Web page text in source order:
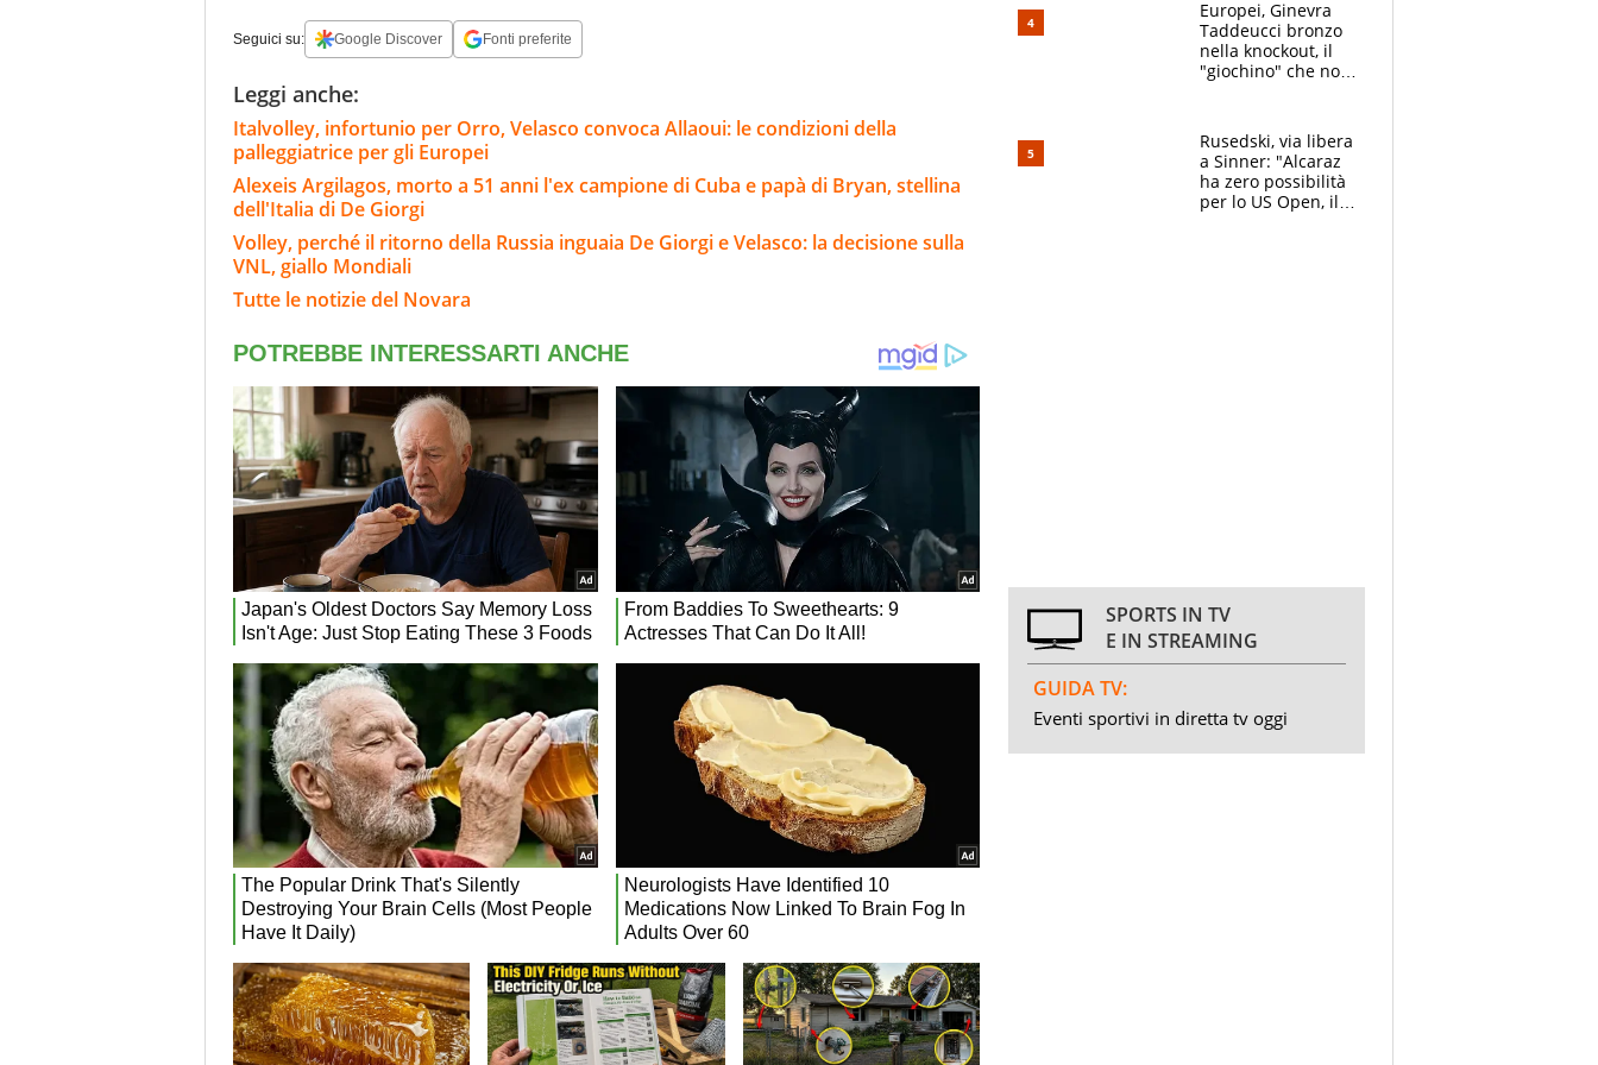
Seguici su: Google Discover Fonti preferite
Leggi anche:
Italvolley, infortunio per Orro, Velasco convoca Allaoui: le condizioni della
palleggiatrice per gli Europei
Alexeis Argilagos, morto a 51 anni l'ex campione di Cuba e papà di Bryan, stellina
dell'Italia di De Giorgi
Volley, perché il ritorno della Russia inguaia De Giorgi e Velasco: la decisione sulla
VNL, giallo Mondiali
Tutte le notizie del Novara
Europei, Ginevra
Taddeucci bronzo
nella knockout, il
"giochino" che non
Rusedski, via libera
a Sinner: "Alcaraz
ha zero possibilità
per lo US Open, il
SPORTS IN TV
E IN STREAMING
GUIDA TV:
Eventi sportivi in diretta tv oggi